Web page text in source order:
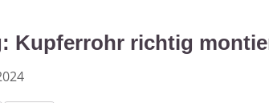
Kupferrohr richtig